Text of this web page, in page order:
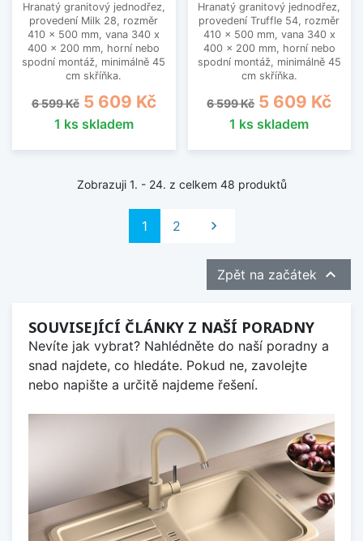
Hranatý granitový jednodřez,
provedení Milk 28, rozměr
410 x 500 mm, vana 340 x
400 x 200 mm, horní nebo
spodní montáž, minimálně 45
cm skříňka.
Běžná cena
6 599 Kč Cena
5 609 Kč
1 ks skladem
Hranatý granitový jednodřez,
provedení Truffle 54, rozměr
410 x 500 mm, vana 340 x
400 x 200 mm, horní nebo
spodní montáž, minimálně 45
cm skříňka.
Běžná cena
6 599 Kč Cena
5 609 Kč
1 ks skladem
Zobrazuji 1. - 24. z celkem 48 produktů
1 2 Další

Zpět na začátek 
SOUVISEJÍCÍ ČLÁNKY Z NAŠÍ PORADNY
Nevíte jak vybrat? Nahlédněte do naší poradny a
snad najdete, co hledáte. Pokud ne, zavolejte
nebo napište a určitě najdeme řešení.